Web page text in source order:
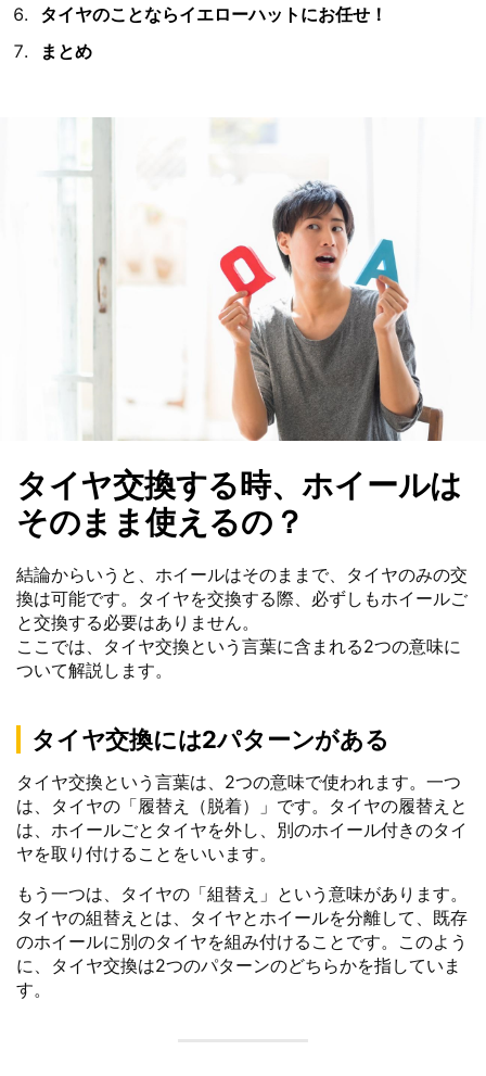
タイヤのことならイエローハットにお任せ！
まとめ
タイヤ交換する時、ホイールは
そのまま使えるの？
結論からいうと、ホイールはそのままで、タイヤのみの交
換は可能です。タイヤを交換する際、必ずしもホイールご
と交換する必要はありません。
ここでは、タイヤ交換という言葉に含まれる2つの意味に
ついて解説します。
タイヤ交換には2パターンがある
タイヤ交換という言葉は、2つの意味で使われます。一つ
は、タイヤの「履替え（脱着）」です。タイヤの履替えと
は、ホイールごとタイヤを外し、別のホイール付きのタイ
ヤを取り付けることをいいます。
もう一つは、タイヤの「組替え」という意味があります。
タイヤの組替えとは、タイヤとホイールを分離して、既存
のホイールに別のタイヤを組み付けることです。このよう
に、タイヤ交換は2つのパターンのどちらかを指していま
す。